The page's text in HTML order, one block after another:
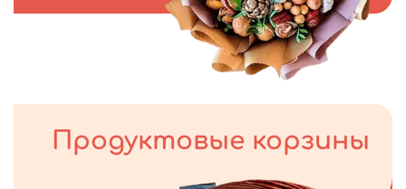
Продуктовые корзины